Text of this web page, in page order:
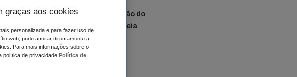
localizado no coração da região do
da marca, desde os grãos de Aveia
graças aos cookies
personalizada e para fazer uso de
web, pode aceitar directamente a
Para mais informações sobre o
política de privacidade: Política de